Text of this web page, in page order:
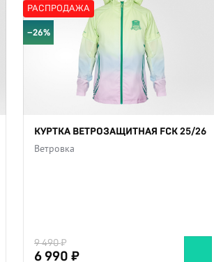
РАСПРОДАЖА
−26%
КУРТКА ВЕТРОЗАЩИТНАЯ FCK 25/26
Ветровка
9 490
6 990